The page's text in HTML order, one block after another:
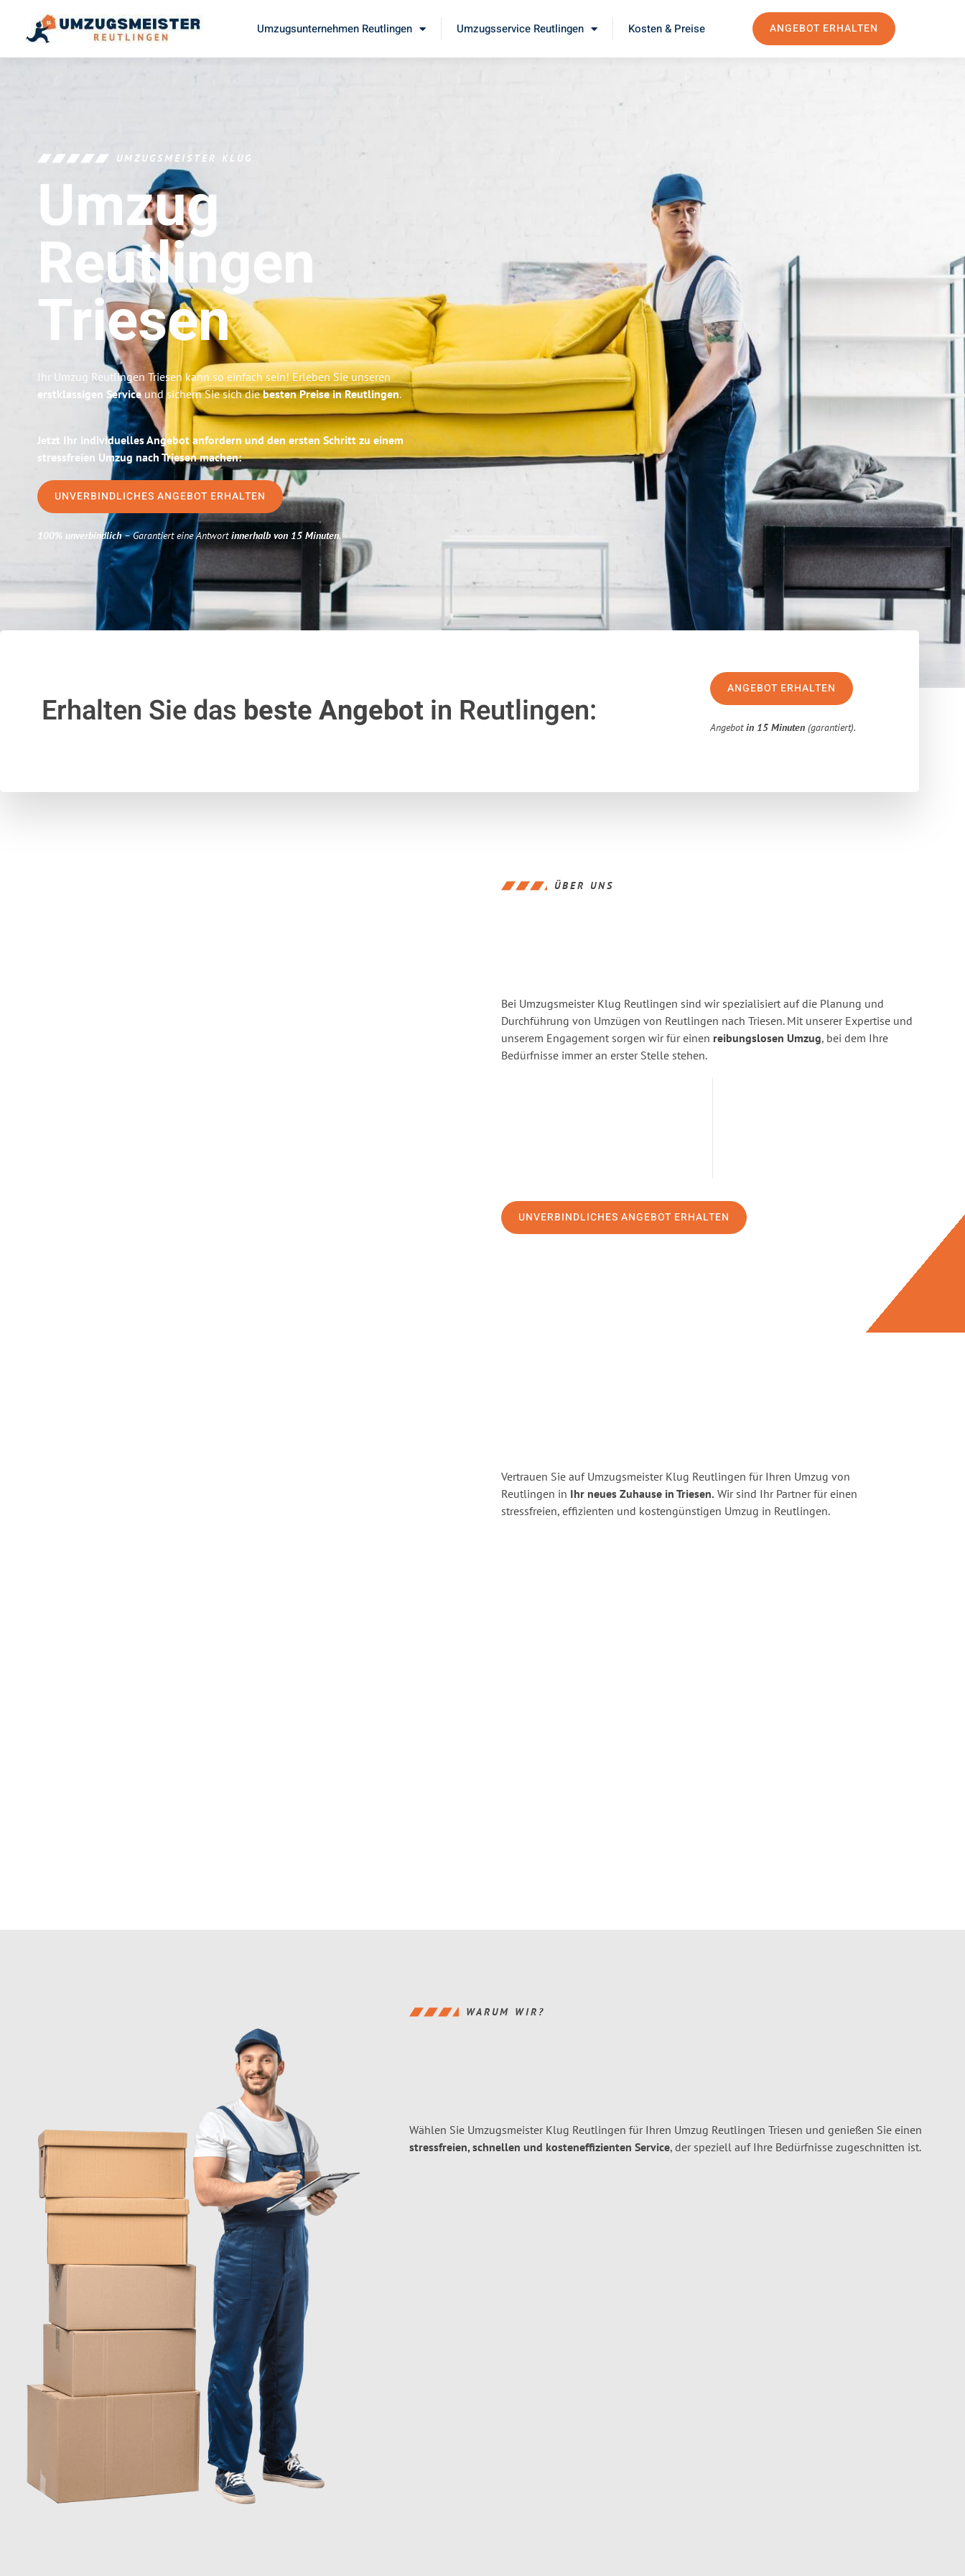
Umzugsunternehmen Reutlingen Umzugsservice Reutlingen Kosten & Preise ANGEBOT ERHALTEN
UMZUGSMEISTER KLUG
Umzug
Reutlingen
Triesen
Ihr Umzug Reutlingen Triesen kann so einfach sein! Erleben Sie unseren
erstklassigen Serviceund sichern Sie sich diebesten Preise in Reutlingen.
Jetzt Ihr individuelles Angebot anfordern und den ersten Schritt zu einem
stressfreien Umzug nach Triesen machen:
UNVERBINDLICHES ANGEBOT ERHALTEN
100% unverbindlich– Garantiert eine Antwortinnerhalb von 15 Minuten.
Erhalten Sie das beste Angebotin Reutlingen:
ANGEBOT ERHALTEN
Angebotin 15 Minuten (garantiert).
ÜBER UNS
Bei Umzugsmeister Klug Reutlingen sind wir spezialisiert auf die Planung und
Durchführung von Umzügen von Reutlingen nach Triesen. Mit unserer Expertise und
unserem Engagement sorgen wir für einen reibungslosen Umzug, bei dem Ihre
Bedürfnisse immer an erster Stelle stehen.
UNVERBINDLICHES ANGEBOT ERHALTEN
Vertrauen Sie auf Umzugsmeister Klug Reutlingen für Ihren Umzug von
Reutlingen in Ihr neues Zuhause in Triesen. Wir sind Ihr Partner für einen
stressfreien, effizienten und kostengünstigen Umzug in Reutlingen.
WARUM WIR?
Wählen Sie Umzugsmeister Klug Reutlingen für Ihren Umzug Reutlingen Triesen und genießen Sie einen
stressfreien, schnellen und kosteneffizienten Service, der speziell auf Ihre Bedürfnisse zugeschnitten ist.